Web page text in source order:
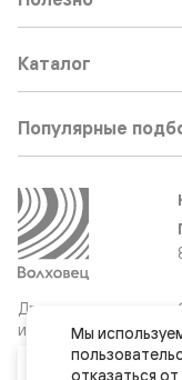
Двери
и интерьерные
решения
Каталог
Популярные
Мы
отказаться